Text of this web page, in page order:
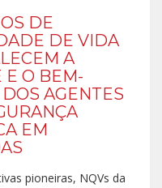
DE
DE VIDA
A
E O BEM-
AGENTES
EM
pioneiras, NQVs da